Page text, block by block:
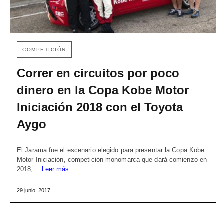
COMPETICIÓN
Correr en circuitos por poco
dinero en la Copa Kobe Motor
Iniciación 2018 con el Toyota
Aygo
El Jarama fue el escenario elegido para presentar la Copa Kobe
Motor Iniciación, competición monomarca que dará comienzo en
2018,… Leer más
29 junio, 2017